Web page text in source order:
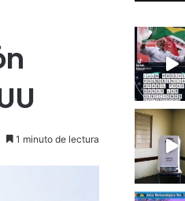
1 minuto de lectura